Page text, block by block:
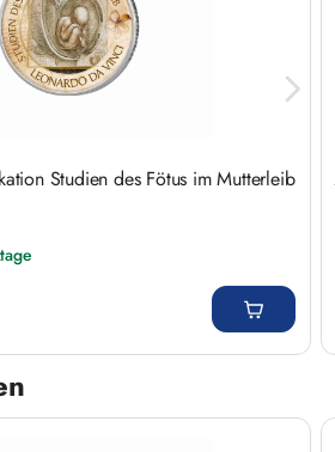
Studien des Fötus im Mutterleib